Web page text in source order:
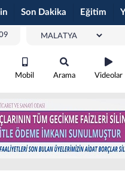
Son Dakika Eğitim
Mobil Arama Videolar